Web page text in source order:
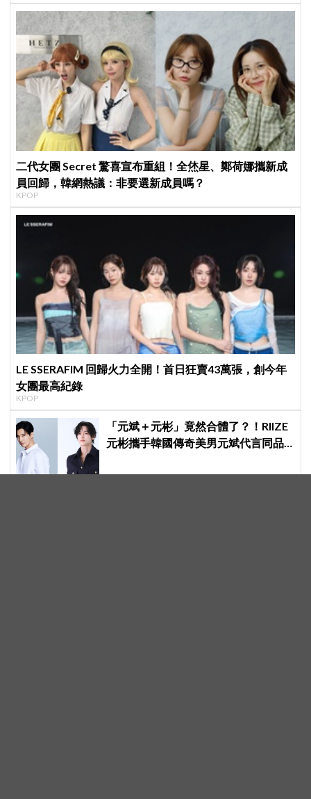
二代女團 Secret 驚喜宣布重組！全烋星、鄭荷娜攜新成
員回歸，韓網熱議：非要選新成員嗎？
KPOP
LE SSERAFIM 回歸火力全開！首日狂賣43萬張，創今年
女團最高紀錄
KPOP
「元斌＋元彬」竟然合體了？！RIIZE
元彬攜手韓國傳奇美男元斌代言同品